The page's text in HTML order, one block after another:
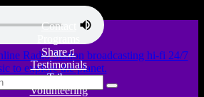
Contact
Share♫
Testimonials
Tribe
Volunteering